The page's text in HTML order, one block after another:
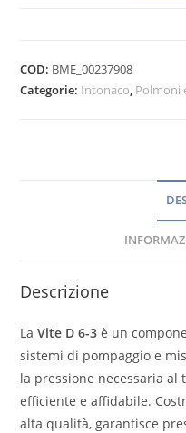
COD: BME_00237908
Categorie: Intonaco Polmoni
Descrizione
LaVite D 6-3 è un
sistemi di pompaggio e
la pressione necessaria
efficiente e affidabile.
alta qualità, garantisce